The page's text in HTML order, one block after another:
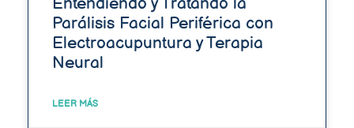
Parálisis Facial Periférica con
Electroacupuntura y Terapia
Neural
LEER MÁS